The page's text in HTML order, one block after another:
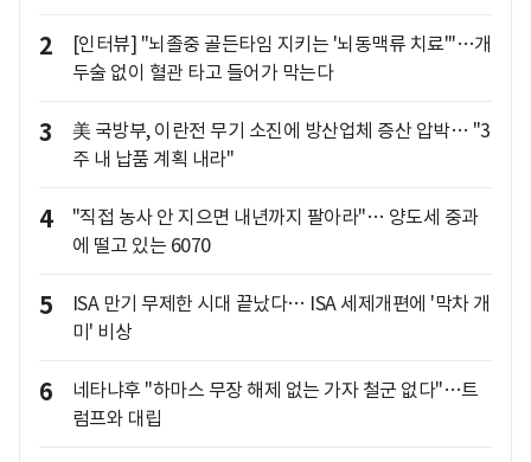
2
[인터뷰] "뇌졸중 골든타임 지키는 '뇌동맥류 치료'"…개
두술 없이 혈관 타고 들어가 막는다
3
美 국방부, 이란전 무기 소진에 방산업체 증산 압박… "3
주 내 납품 계획 내라"
4
"직접 농사 안 지으면 내년까지 팔아라"… 양도세 중과
에 떨고 있는 6070
5
ISA 만기 무제한 시대 끝났다… ISA 세제개편에 '막차 개
미' 비상
6
네타냐후 "하마스 무장 해제 없는 가자 철군 없다"…트
럼프와 대립